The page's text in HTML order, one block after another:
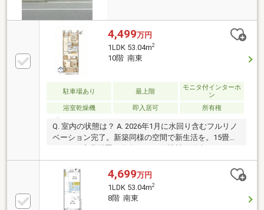
4,499万円
1LDK 53.04m2
10階 南東
駐車場あり 最上階
モニタ付インターホ
ン
浴室乾燥機
即入居可 所有権
Q. 室内の状態は？ A. 2026年1月に水回り含むフルリノ
ベーション完了。新築同様の空間で新生活を。15畳超
A. 10階建ての最上階につき、陽当り・通風良好です。
都心の空を身近に感じる開放感は、現地でぜひご体感
ください。Q. 周辺の環境は？ A. 住吉神社近くの落ち着
いた住環境。博多駅の利便性と静けさを両立できる立
地です。Q. ランニングコストは？ A. 管理費・積立金等
4,699万円
1LDK 53.04m2
8階 南東